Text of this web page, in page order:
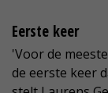
Eerste keer
'Voor de
de eerste keer